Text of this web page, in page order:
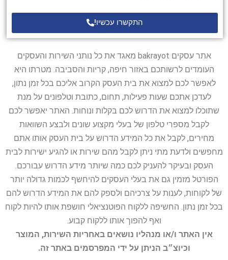
התקשרו עכשיו!
אתר עסקים bakrayot מאגד את כל נותני השירות והעסקים
העומדים לרשותכם באזור חיפה, קריות והסביבה. מטרתו היא
לאפשר לכם למצוא את בית העסק הקרוב אליכם בכל זמן נתון,
לעדכן אתכם שעות פעילות, תחום, כתובת וטלפונים על מנת
שתוכלו למצוא את הדרוש לכם בקלות ונוחות. האתר יאפשר לכם
לקבל מספרי טלפון של בעלי מקצוע שונים ולבצע השוואות
מחירים, לקבל את כל המידע הדרוש על בית העסק אותו אתם
מחפשים ולדעת מתי ניתן לקבל מהם שירות או להגיע ישירות לבית
העסק ובעיקר להעניק לכם כמה שיותר מידע הדרוש עבורכם.
הפורטל מזמין גם את בעלי העסקים להיחשף לכמות גדולה יותר
של לקוחות, לענות על צרכיהם ולספק להם את המידע הדרוש להם
בכל זמן נתון. החשיפה ללקוח הפוטנציאלי חושפת אותו להיות לקוח
ואף להפוך אותו ללקוח קבוע.
אין האתר ו/או מנהליו נושאים באחריות השירות, המוצר
וכיוצ״ב הניתן על ידי המפרסמים באתר זה.